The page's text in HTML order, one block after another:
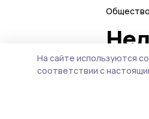
Общество
На сайте используются
соответствии с